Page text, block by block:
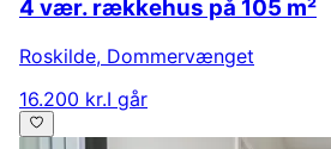
4 vær. rækkehus på 105 m²
Roskilde, Dommervænget
16.200 kr.I går